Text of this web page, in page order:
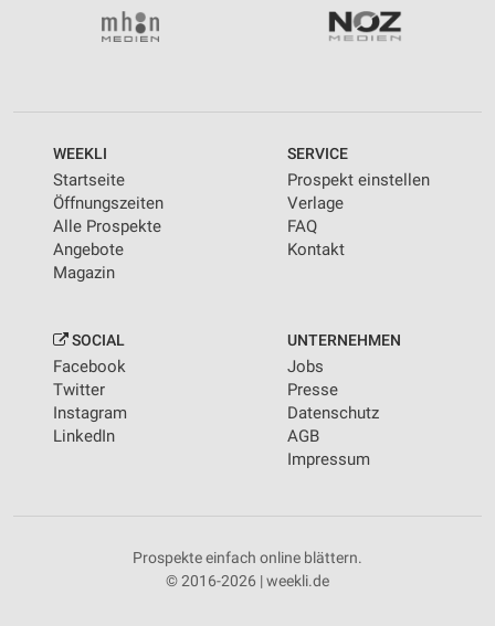
WEEKLI
Startseite
Öffnungszeiten
Alle Prospekte
Angebote
Magazin
SERVICE
Prospekt einstellen
Verlage
FAQ
Kontakt
SOCIAL
Facebook
Twitter
Instagram
LinkedIn
UNTERNEHMEN
Jobs
Presse
Datenschutz
AGB
Impressum
Prospekte einfach online blättern.
© 2016-2026 | weekli.de